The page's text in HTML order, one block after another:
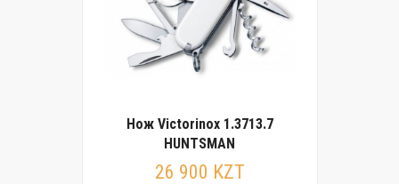
Нож Victorinox 1.3713.7
HUNTSMAN
26 900 KZT